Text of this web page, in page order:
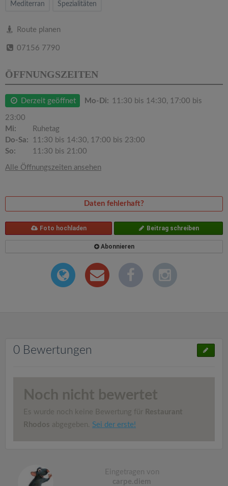
Mediterran Spezialitäten
Route planen
07156 7790
ÖFFNUNGSZEITEN
Derzeit geöffnet Mo-Di: 11:30 bis 14:30, 17:00 bis
23:00
Mi:
Ruhetag
Do-Sa:
11:30 bis 14:30, 17:00 bis 23:00
So:
11:30 bis 21:00
Alle Öffnungszeiten ansehen
Daten fehlerhaft?
Foto hochladen Beitrag schreiben
Abonnieren
0 Bewertungen
Noch nicht bewertet
Es wurde noch keine Bewertung für Restaurant
Rhodos abgegeben. Sei der erste!
Eingetragen von
carpe.diem
g
a
t